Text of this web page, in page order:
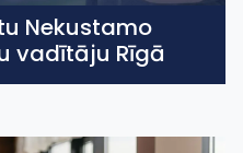
Nekustamo
vadītāju Rīgā